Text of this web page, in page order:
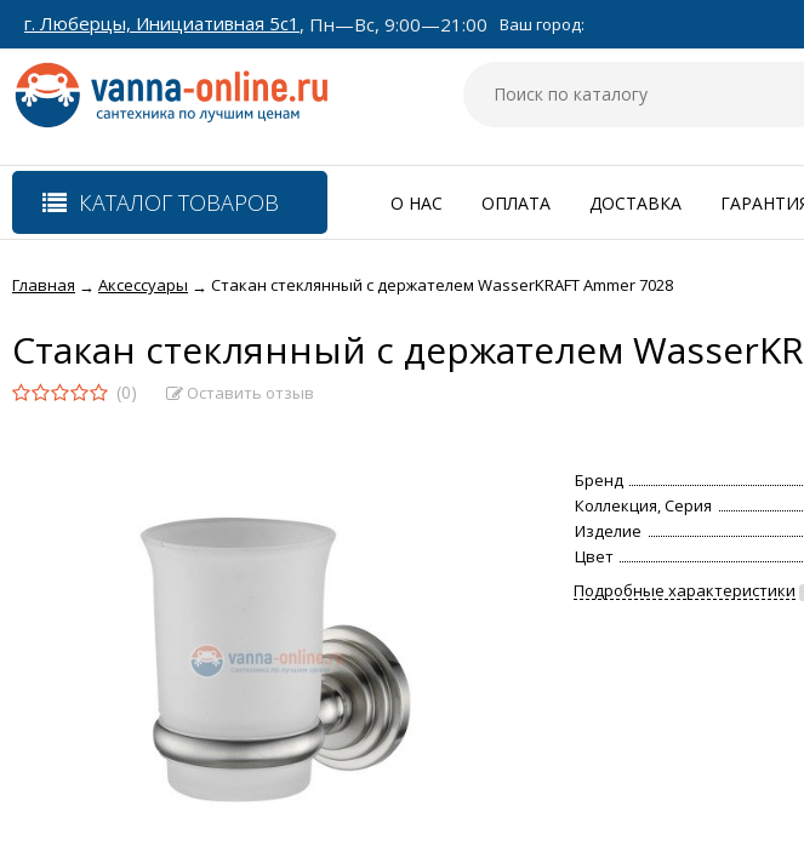
г. Люберцы, Инициативная 5с1 , Пн—Вс, 9:00—21:00 Ваш город:
КАТАЛОГ ТОВАРОВ О НАС ОПЛАТА ДОСТАВКА
Главная → Аксессуары → Стакан стеклянный с держателем WasserKRAFT Ammer 7028
Стакан стеклянный с держателем
(0) Оставить отзыв
Бренд
Коллекция, Серия
Изделие
Цвет
Подробные характеристики